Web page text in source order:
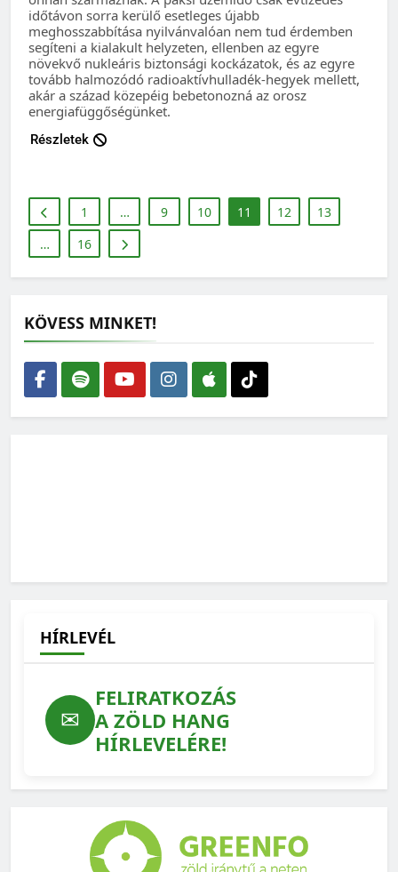
időtávon sorra kerülő esetleges újabb
meghosszabbítása nyilvánvalóan nem tud érdemben
segíteni a kialakult helyzeten, ellenben az egyre
növekvő nukleáris biztonsági kockázatok, és az egyre
tovább halmozódó radioaktívhulladék-hegyek mellett,
akár a század közepéig bebetonozná az orosz
energiafüggőségünket.
Részletek
1 … 9 10 11 12
13
…
16
KÖVESS MINKET!
HÍRLEVÉL
✉
FELIRATKOZÁS
A ZÖLD HANG
HÍRLEVELÉRE!